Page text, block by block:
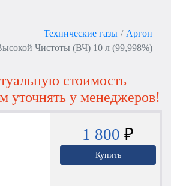
Технические газы
Аргон
Чистоты (ВЧ) 10 л (99,998%)
стоимость
уточнять у менеджеров!
1 800₽
Купить